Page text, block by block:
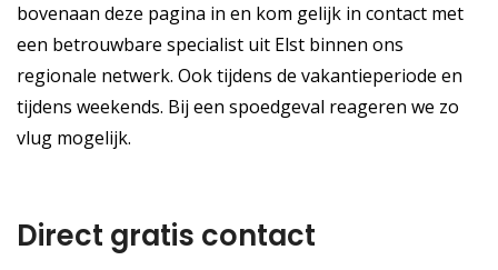
bovenaan deze pagina in en kom gelijk in contact met
een betrouwbare specialist uit Elst binnen ons
regionale netwerk. Ook tijdens de vakantieperiode en
tijdens weekends. Bij een spoedgeval reageren we zo
vlug mogelijk.
Direct gratis contact